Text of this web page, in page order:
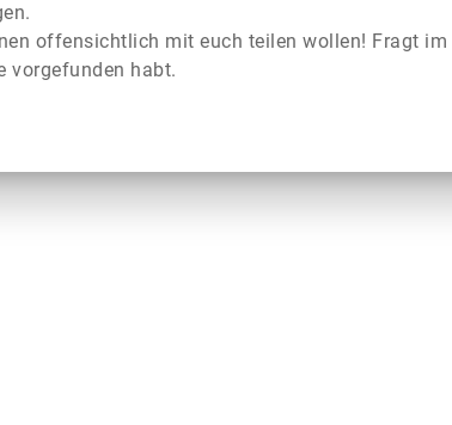
offensichtlich mit euch teilen wollen! Fragt
vorgefunden habt.